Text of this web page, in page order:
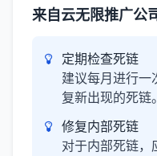
来自云无限推广公
定期检查死链
建议每月进行一
复新出现的死链。
修复内部死链
对于内部死链，